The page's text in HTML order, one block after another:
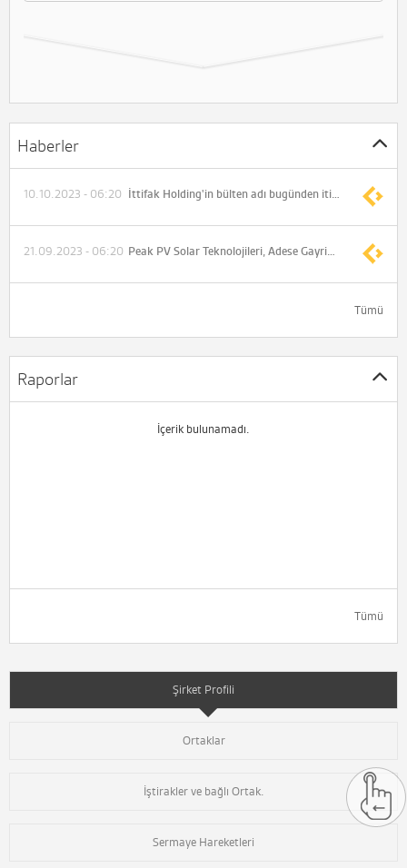
Haberler
İttifak Holding'in bülten adı bugünden itibaren Loras Holding olarak değiştirilecek
10.10.2023 - 06:20
Peak PV Solar Teknolojileri, Adese Gayrimenkul ve Selva Gıda ile güneş paneli tedarikine yönelik sözleşmeler imzaladı
21.09.2023 - 06:20
Tümü
Raporlar
İçerik bulunamadı.
Tümü
Şirket Profili
Ortaklar
İştirakler ve bağlı Ortak.
Sermaye Hareketleri